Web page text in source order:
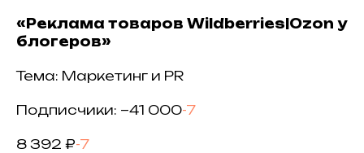
«Реклама товаров Wildberries|Ozon у
блогеров»
Тема: Маркетинг и PR
Подписчики: ~41 000-7
8 392 ₽-7